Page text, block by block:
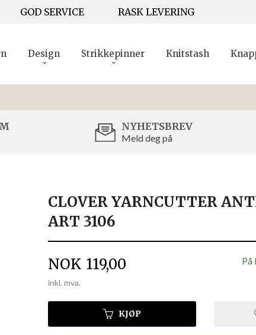
GOD SERVICE RASK LEVERING
Design Strikkepinner Knitstash
NYHETSBREV
Meld deg på
CLOVER YARNCUTTER
ART 3106
Pris
NOK 119,00
inkl. mva.
På
KJØP